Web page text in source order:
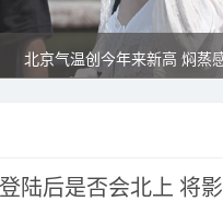
北京气温创今年来新高 焖蒸
陆后是否会北上 将